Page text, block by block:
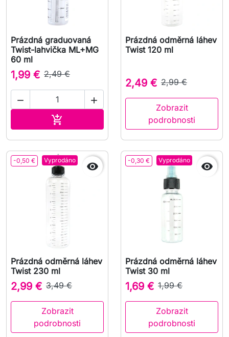
Prázdná graduovaná
Twist-lahvička ML+MG
60 ml
1,99 € 2,49 €
 

Prázdná odměrná láhev
Twist 120 ml
2,49 € 2,99 €
Zobrazit
podrobnosti
-0,50 € Vyprodáno

Prázdná odměrná láhev
Twist 230 ml
2,99 € 3,49 €
Zobrazit
podrobnosti
-0,30 € Vyprodáno

Prázdná odměrná láhev
Twist 30 ml
1,69 € 1,99 €
Zobrazit
podrobnosti